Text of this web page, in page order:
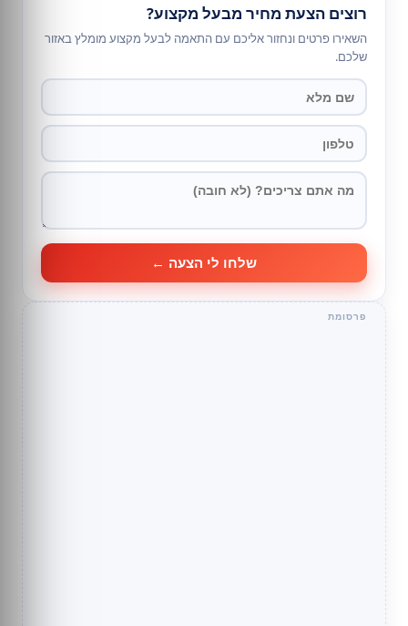
רוצים הצעת מחיר מבעל מקצוע?
השאירו פרטים ונחזור אליכם עם התאמה לבעל מקצוע מומלץ באזור
שלכם.
שלחו לי הצעה ←